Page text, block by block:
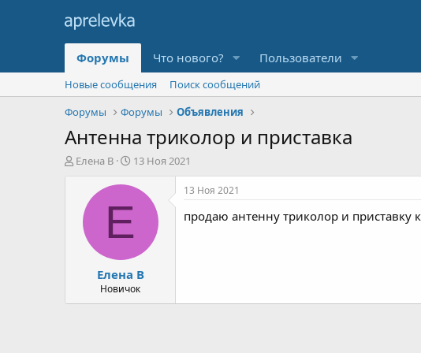
Форумы Что нового? Пользователи
Новые сообщения
Поиск сообщений
Форумы
Форумы Объявления
Антенна триколор и приставка
А
Елена В
Д
т
а
а
л
а
13 Ноя 2021
Е
Елена В
Новичок
13 Ноя 2021
продаю антенну триколор и приставку